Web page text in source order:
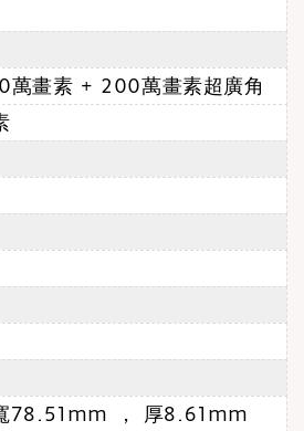
畫素 + 200萬畫素超廣角
78.51mm ， 厚8.61mm